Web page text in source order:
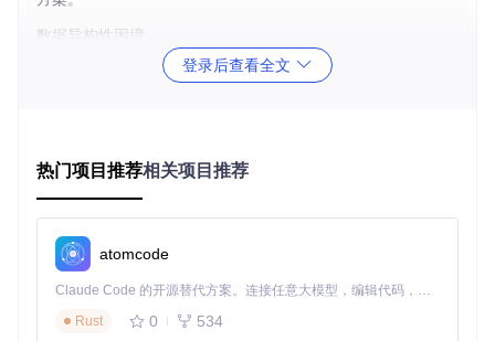
数据异构性困境
医疗数据存在显著的格式与结构差异，电子病历（EMR）、医
格式转换错误引入数据噪声。
[ ] 评估跨系统数据字段映射一致性
💡 实操提示：优先梳理医院信息系统（HIS）、实验室信息系
统（LIS）和影像归档系统（PACS）的核心数据字典，建立统
一的数据元标准。
登录后查看全文
热门项目推荐相关项目推荐
atomcode
Claude Code 的开源替代方案。连接任意大模型，编辑代码，运行命令，自动验证 — 全自动执行。用 Rust 构建，极致性能。 ｜ An open-source alternative to Claude Code. Connect any LLM, edit code, run commands, and verify changes — autonomously. Built in Rust for speed. Get Started
Rust
0 534